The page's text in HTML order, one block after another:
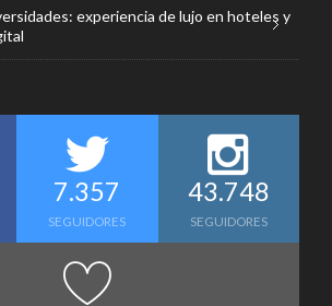
experiencia de lujo en hoteles y
7.357
SEGUIDORES
43.748
SEGUIDORES